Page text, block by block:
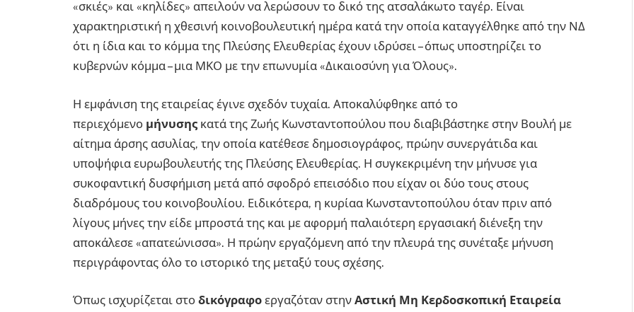
«σκιές» και «κηλίδες» απειλούν να λερώσουν το δικό της ατσαλάκωτο ταγέρ. Είναι
χαρακτηριστική η χθεσινή κοινοβουλευτική ημέρα κατά την οποία καταγγέλθηκε από την ΝΔ
ότι η ίδια και το κόμμα της Πλεύσης Ελευθερίας έχουν ιδρύσει – όπως υποστηρίζει το
κυβερνών κόμμα – μια ΜΚΟ με την επωνυμία «Δικαιοσύνη για Όλους».
Η εμφάνιση της εταιρείας έγινε σχεδόν τυχαία. Αποκαλύφθηκε από το
περιεχόμενο μήνυσης κατά της Ζωής Κωνσταντοπούλου που διαβιβάστηκε στην Βουλή με
αίτημα άρσης ασυλίας, την οποία κατέθεσε δημοσιογράφος, πρώην συνεργάτιδα και
υποψήφια ευρωβουλευτής της Πλεύσης Ελευθερίας. Η συγκεκριμένη την μήνυσε για
συκοφαντική δυσφήμιση μετά από σφοδρό επεισόδιο που είχαν οι δύο τους στους
διαδρόμους του κοινοβουλίου. Ειδικότερα, η κυρίαα Κωνσταντοπούλου όταν πριν από
λίγους μήνες την είδε μπροστά της και με αφορμή παλαιότερη εργασιακή διένεξη την
αποκάλεσε «απατεώνισσα». Η πρώην εργαζόμενη από την πλευρά της συνέταξε μήνυση
περιγράφοντας όλο το ιστορικό της μεταξύ τους σχέσης.
Όπως ισχυρίζεται στο δικόγραφο εργαζόταν στην Αστική Μη Κερδοσκοπική Εταιρεία